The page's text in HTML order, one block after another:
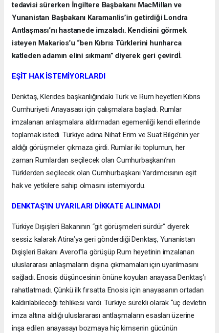
tedavisi sürerken İngiltere Başbakanı MacMillan ve
Yunanistan Başbakanı Karamanlis’in getirdiği Londra
Antlaşması’nı hastanede imzaladı. Kendisini görmek
isteyen Makarios’u “ben Kıbrıs Türklerini hunharca
katleden adamın elini sıkmam” diyerek geri çevirdİ.
EŞİT HAK İSTEMİYORLARDI
Denktaş, Klerides başkanlığındaki Türk ve Rum heyetleri Kıbrıs
Cumhuriyeti Anayasası için çalışmalara başladı. Rumlar
imzalanan anlaşmalara aldırmadan egemenliği kendi ellerinde
toplamak istedi. Türkiye adına Nihat Erim ve Suat Bilge’nin yer
aldığı görüşmeler çıkmaza girdi. Rumlar iki toplumun, her
zaman Rumlardan seçilecek olan Cumhurbaşkanı’nın
Türklerden seçilecek olan Cumhurbaşkanı Yardımcısının eşit
hak ve yetkilere sahip olmasını istemiyordu.
DENKTAŞ’IN UYARILARI DİKKATE ALINMADI
Türkiye Dışişleri Bakanının “git görüşmeleri sürdür” diyerek
sessiz kalarak Atina’ya geri gönderdiği Denktaş, Yunanistan
Dışişleri Bakanı Averof’la görüşüp Rum heyetinin imzalanan
uluslararası anlaşmaların dışına çıkmamaları için uyarılmasını
sağladı. Enosis düşüncesinin önüne koyulan anayasa Denktaş’ı
rahatlatmadı. Çünkü ilk fırsatta Enosis için anayasanın ortadan
kaldırılabileceği tehlikesi vardı. Türkiye sürekli olarak “üç devletin
imza altına aldığı uluslararası antlaşmaların esasları üzerine
inşa edilen anayasayı bozmaya hiç kimsenin gücünün